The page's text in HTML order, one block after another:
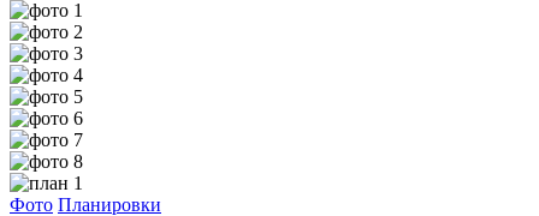
Фото Планировки